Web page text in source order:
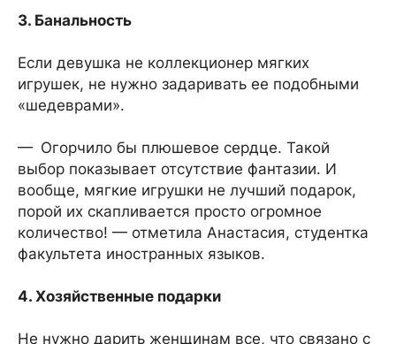
3. Банальность
Если девушка не коллекционер мягких
игрушек, не нужно задаривать ее подобными
«шедеврами».
— Огорчило бы плюшевое сердце. Такой
выбор показывает отсутствие фантазии. И
вообще, мягкие игрушки не лучший подарок,
порой их скапливается просто огромное
количество! — отметила Анастасия, студентка
факультета иностранных языков.
4. Хозяйственные подарки
Не нужно дарить женщинам все, что связано с